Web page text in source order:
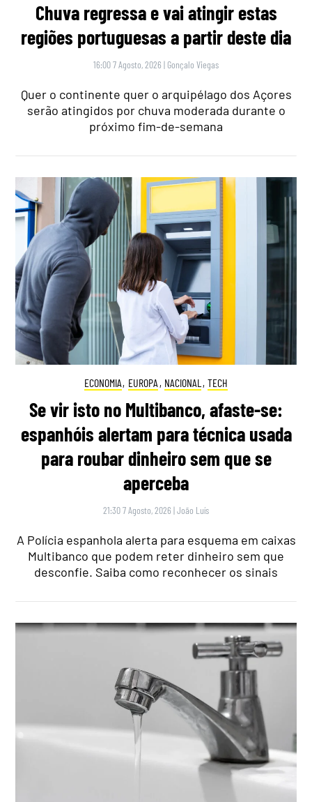
Chuva regressa e vai atingir estas
regiões portuguesas a partir deste dia
16:00 7 Agosto, 2026 | Gonçalo Viegas
Quer o continente quer o arquipélago dos Açores
serão atingidos por chuva moderada durante o
próximo fim-de-semana
ECONOMIA, EUROPA , NACIONAL , TECH
Se vir isto no Multibanco, afaste-se:
espanhóis alertam para técnica usada
para roubar dinheiro sem que se
aperceba
21:30 7 Agosto, 2026 |João Luís
A Polícia espanhola alerta para esquema em caixas
Multibanco que podem reter dinheiro sem que
desconfie. Saiba como reconhecer os sinais